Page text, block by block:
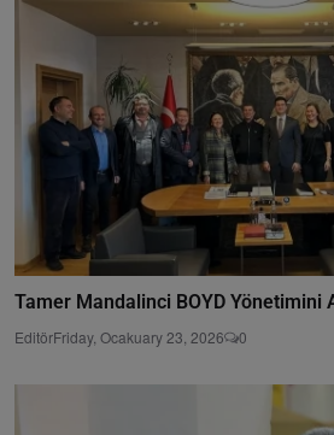
Tamer Mandalinci BOYD Yönetimini
EditörFriday, Ocakuary 23, 2026 0